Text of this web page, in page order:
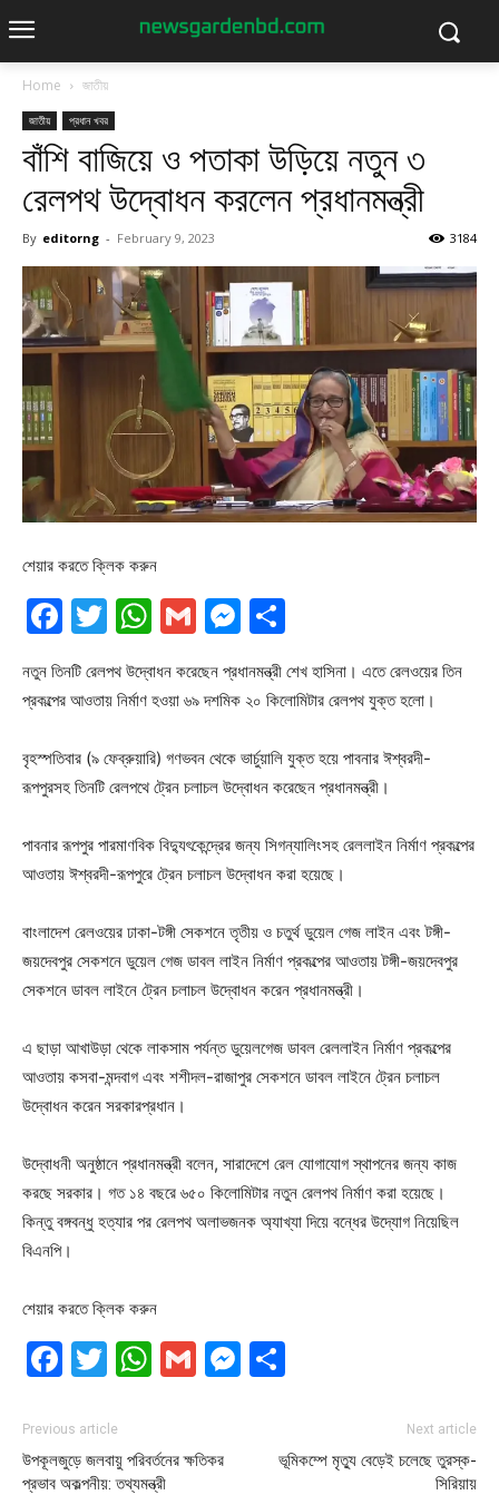
Home জাতীয়
জাতীয় প্রধান খবর
বাঁশি বাজিয়ে ও পতাকা উড়িয়ে নতুন ৩
রেলপথ উদ্বোধন করলেন প্রধানমন্ত্রী
By editorng - February 9, 2023 3184
শেয়ার করতে ক্লিক করুন
Facebook
Twitter
WhatsApp
GmailMessenger
নতুন তিনটি রেলপথ উদ্বোধন করেছেন প্রধানমন্ত্রী শেখ হাসিনা। এতে রেলওয়ের তিন
প্রকল্পের আওতায় নির্মাণ হওয়া ৬৯ দশমিক ২০ কিলোমিটার রেলপথ যুক্ত হলো।
বৃহস্পতিবার (৯ ফেব্রুয়ারি) গণভবন থেকে ভার্চুয়ালি যুক্ত হয়ে পাবনার ঈশ্বরদী-
রূপপুরসহ তিনটি রেলপথে ট্রেন চলাচল উদ্বোধন করেছেন প্রধানমন্ত্রী।
পাবনার রূপপুর পারমাণবিক বিদ্যুৎকেন্দ্রের জন্য সিগন্যালিংসহ রেললাইন নির্মাণ প্রকল্পের
আওতায় ঈশ্বরদী-রূপপুরে ট্রেন চলাচল উদ্বোধন করা হয়েছে।
বাংলাদেশ রেলওয়ের ঢাকা-টঙ্গী সেকশনে তৃতীয় ও চতুর্থ ডুয়েল গেজ লাইন এবং টঙ্গী-
জয়দেবপুর সেকশনে ডুয়েল গেজ ডাবল লাইন নির্মাণ প্রকল্পের আওতায় টঙ্গী-জয়দেবপুর
সেকশনে ডাবল লাইনে ট্রেন চলাচল উদ্বোধন করেন প্রধানমন্ত্রী।
এ ছাড়া আখাউড়া থেকে লাকসাম পর্যন্ত ডুয়েলগেজ ডাবল রেললাইন নির্মাণ প্রকল্পের
আওতায় কসবা-মন্দবাগ এবং শশীদল-রাজাপুর সেকশনে ডাবল লাইনে ট্রেন চলাচল
উদ্বোধন করেন সরকারপ্রধান।
উদ্বোধনী অনুষ্ঠানে প্রধানমন্ত্রী বলেন, সারাদেশে রেল যোগাযোগ স্থাপনের জন্য কাজ
করছে সরকার। গত ১৪ বছরে ৬৫০ কিলোমিটার নতুন রেলপথ নির্মাণ করা হয়েছে।
কিন্তু বঙ্গবন্ধু হত্যার পর রেলপথ অলাভজনক অ্যাখ্যা দিয়ে বন্ধের উদ্যোগ নিয়েছিল
বিএনপি।
শেয়ার করতে ক্লিক করুন
Facebook
Twitter
WhatsApp
GmailMessenger
Previous article
উপকূলজুড়ে জলবায়ু পরিবর্তনের ক্ষতিকর
প্রভাব অকল্পনীয়: তথ্যমন্ত্রী
Next article
ভূমিকম্পে মৃত্যু বেড়েই চলেছে তুরস্ক-
সিরিয়ায়